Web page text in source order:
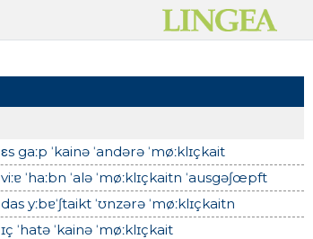
εs gaːp ˈkainə ˈandərə ˈmøːklɪçkait
viːɐ ˈhaːbn ˈalə ˈmøːklɪçkaitn ˈausgəʃœpft
das yːbɐˈʃtaikt ˈʊnzərə ˈmøːklɪçkaitn
ɪç ˈhatə ˈkainə ˈmøːklɪçkait